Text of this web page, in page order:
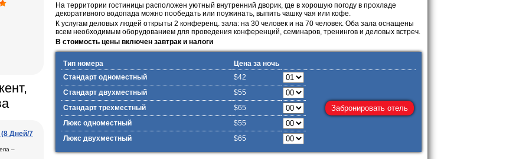
(8 Дней/7
–
На территории гостиницы расположен уютный внутренний дворик, где в хорошую погоду в прохладе
декоративного водопада можно пообедать или поужинать, выпить чашку чая или кофе.
К услугам деловых людей открыты 2 конференц. зала: на 30 человек и на 70 человек. Оба зала оснащены
всем необходимым оборудованием для проведения конференций, семинаров, тренингов и деловых встреч.
В стоимость цены включен завтрак и налоги
Тип номера
Цена за ночь
Стандарт одноместный
$42
Стандарт двухместный
$55
Стандарт трехместный
$65
Люкс одноместный
$55
Люкс двухместный
$65